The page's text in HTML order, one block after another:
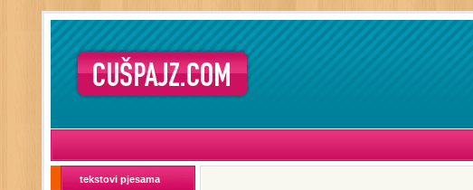
tekstovi pjesama